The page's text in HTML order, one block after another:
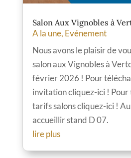
Salon Aux Vignobles à
A la une, Evénement
Nous avons le plaisir de
salon aux Vignobles à
février 2026 ! Pour
invitation cliquez-ici ! Pour
tarifs salons cliquez-ici !
accueillir stand D 07.
lire plus